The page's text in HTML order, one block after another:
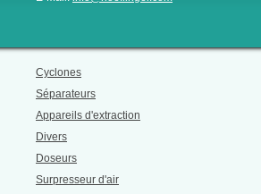
Cyclones
Séparateurs
Appareils d'extraction
Divers
Doseurs
Surpresseur d'air